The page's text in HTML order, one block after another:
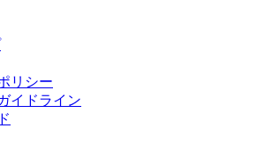
リシー
イドライン